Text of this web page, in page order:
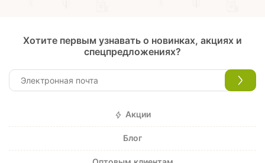
Хотите первым узнавать о новинках, акциях и
спецпредложениях?
Акции
Блог